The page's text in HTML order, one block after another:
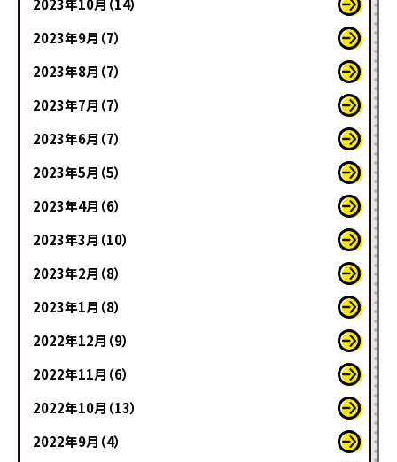
2023年10月（14）
2023年9月（7）
2023年8月（7）
2023年7月（7）
2023年6月（7）
2023年5月（5）
2023年4月（6）
2023年3月（10）
2023年2月（8）
2023年1月（8）
2022年12月（9）
2022年11月（6）
2022年10月（13）
2022年9月（4）